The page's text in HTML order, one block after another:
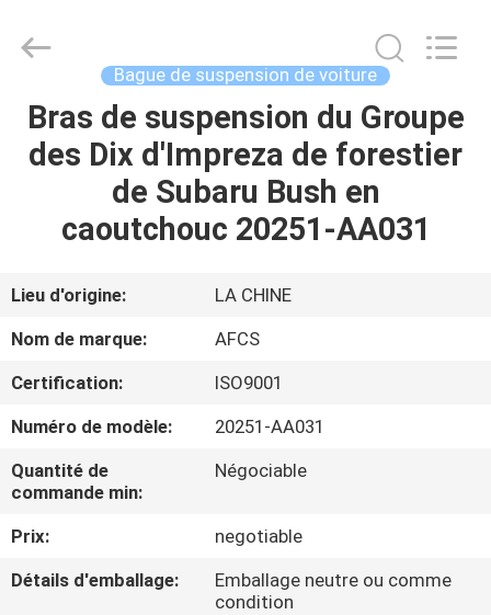
ACCUEIL
PRODUITS
À
DE
NOUS
VISITE
DE
L'USINE
SPARE
PARTS
Reserved.
Bague de suspension de voiture
Bras de suspension du Groupe
des Dix d'Impreza de forestier
de Subaru Bush en
caoutchouc 20251-AA031
Lieu d'origine:
LA CHINE
Nom de marque:
AFCS
Certification:
ISO9001
Numéro de modèle:
20251-AA031
Quantité de
commande min:
Négociable
Prix:
negotiable
Détails d'emballage:
Emballage neutre ou comme
condition